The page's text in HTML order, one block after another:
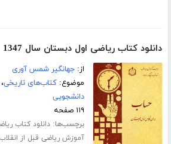
دانلود کتاب ریاضی اول دبستان سال 1347
از:جهانگیر شمس آوری
موضوع:کتاب‌های تاریخی
دانشجویی
۱۱۹ صفحه
برچسب‌ها:دانلود کتاب
آموزش ریاضی قبل از انقلاب